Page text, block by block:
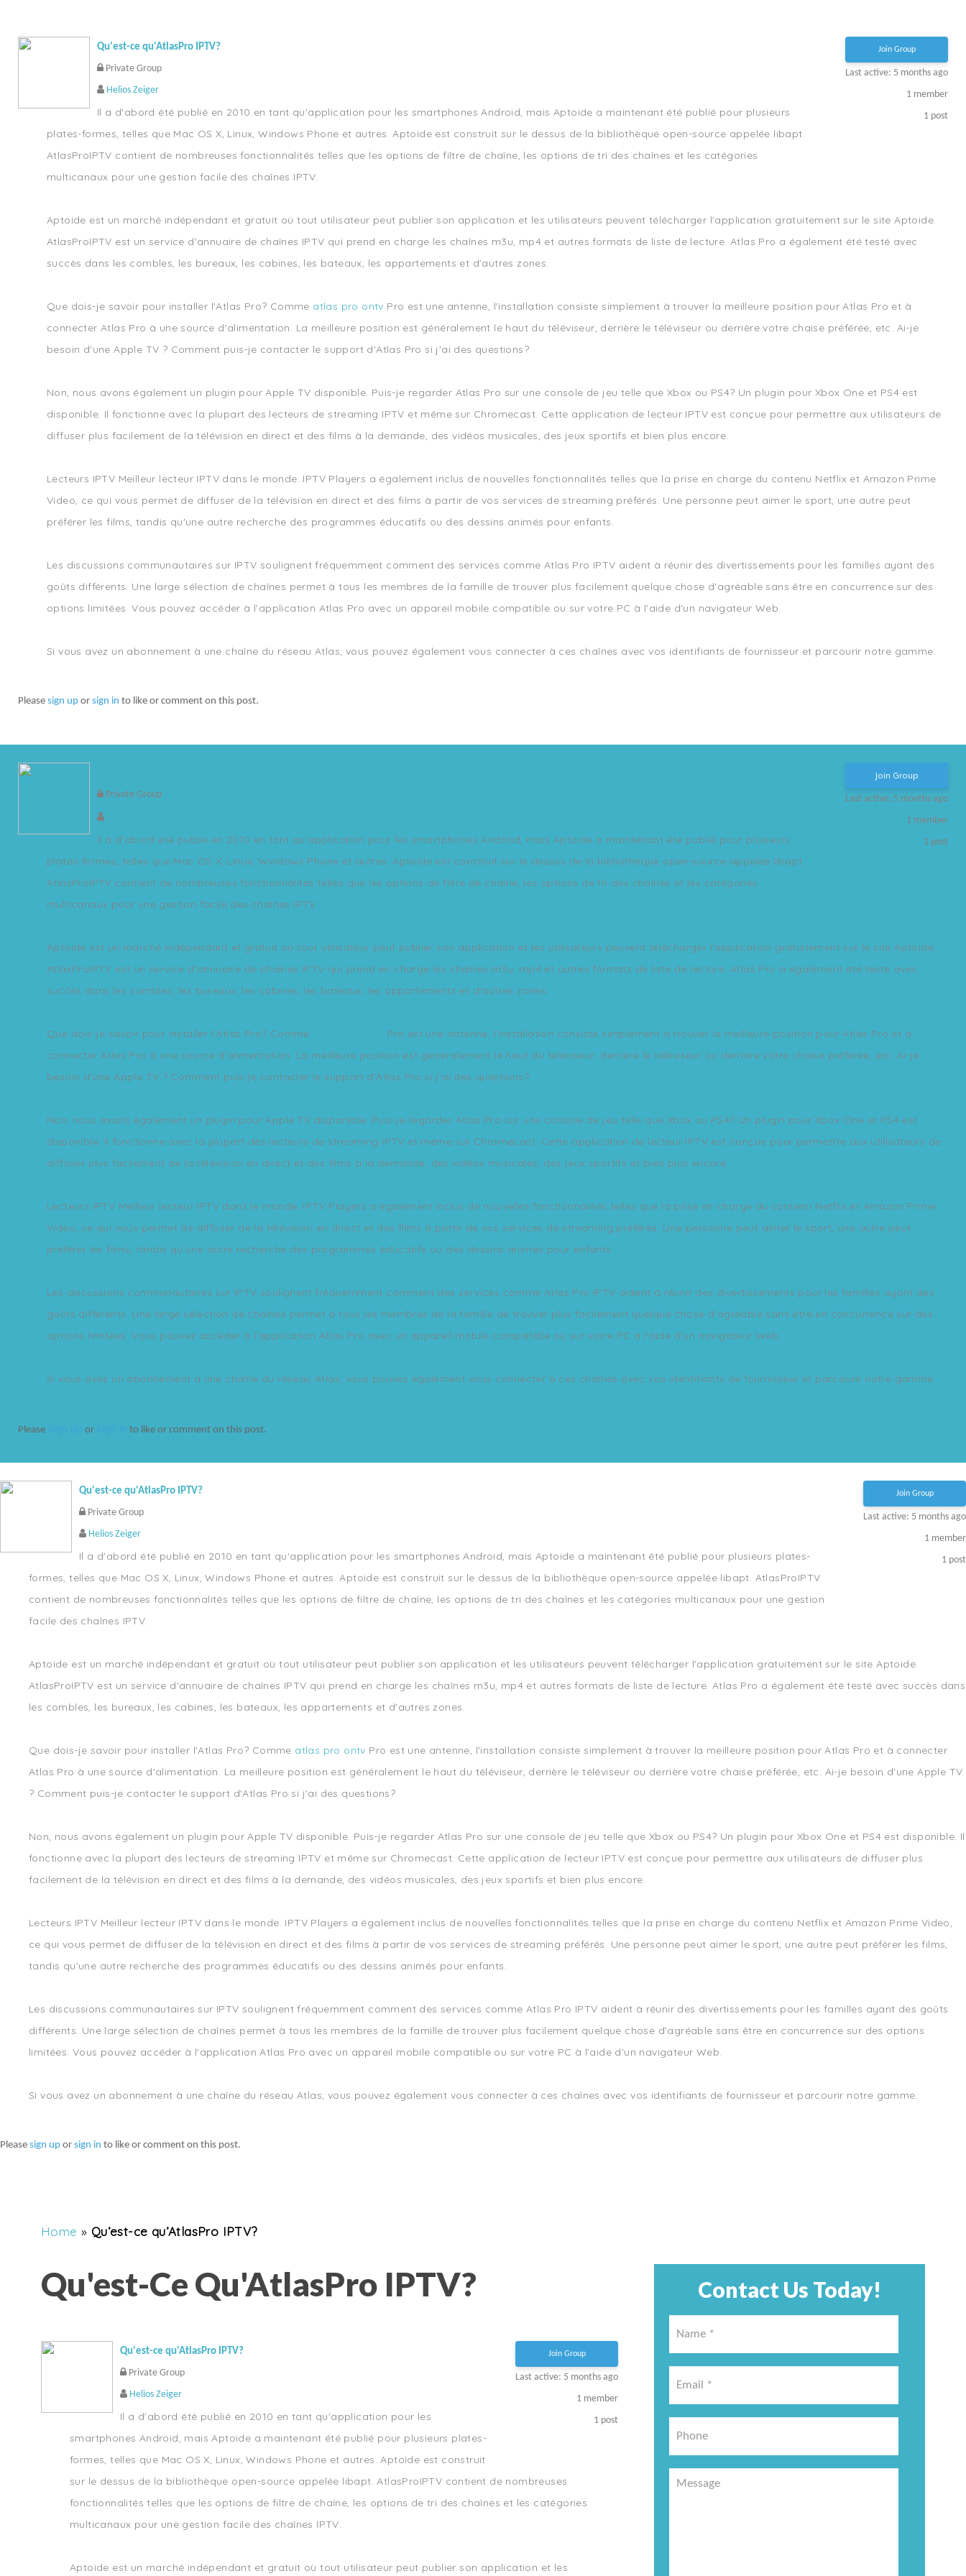
Join Group
Last active: 5 months ago
1 member
1 post
Qu'est-ce qu'AtlasPro IPTV?
Private Group
Helios Zeiger
Il a d'abord été publié en 2010 en tant qu'application pour les smartphones Android, mais Aptoide a maintenant été publié pour plusieurs
plates-formes, telles que Mac OS X, Linux, Windows Phone et autres. Aptoide est construit sur le dessus de la bibliothèque open-source appelée libapt.
AtlasProIPTV contient de nombreuses fonctionnalités telles que les options de filtre de chaîne, les options de tri des chaînes et les catégories
multicanaux pour une gestion facile des chaînes IPTV.
Aptoide est un marché indépendant et gratuit où tout utilisateur peut publier son application et les utilisateurs peuvent télécharger l'application gratuitement sur le site Aptoide.
AtlasProIPTV est un service d'annuaire de chaînes IPTV qui prend en charge les chaînes m3u, mp4 et autres formats de liste de lecture. Atlas Pro a également été testé avec
succès dans les combles, les bureaux, les cabines, les bateaux, les appartements et d'autres zones.
Que dois-je savoir pour installer l'Atlas Pro? Comme atlas pro ontv Pro est une antenne, l'installation consiste simplement à trouver la meilleure position pour Atlas Pro et à
connecter Atlas Pro à une source d'alimentation. La meilleure position est généralement le haut du téléviseur, derrière le téléviseur ou derrière votre chaise préférée, etc. Ai-je
besoin d'une Apple TV ? Comment puis-je contacter le support d'Atlas Pro si j'ai des questions?
Non, nous avons également un plugin pour Apple TV disponible. Puis-je regarder Atlas Pro sur une console de jeu telle que Xbox ou PS4? Un plugin pour Xbox One et PS4 est
disponible. Il fonctionne avec la plupart des lecteurs de streaming IPTV et même sur Chromecast. Cette application de lecteur IPTV est conçue pour permettre aux utilisateurs de
diffuser plus facilement de la télévision en direct et des films à la demande, des vidéos musicales, des jeux sportifs et bien plus encore.
Lecteurs IPTV Meilleur lecteur IPTV dans le monde. IPTV Players a également inclus de nouvelles fonctionnalités telles que la prise en charge du contenu Netflix et Amazon Prime
Video, ce qui vous permet de diffuser de la télévision en direct et des films à partir de vos services de streaming préférés. Une personne peut aimer le sport, une autre peut
préférer les films, tandis qu'une autre recherche des programmes éducatifs ou des dessins animés pour enfants.
Les discussions communautaires sur IPTV soulignent fréquemment comment des services comme Atlas Pro IPTV aident à réunir des divertissements pour les familles ayant des
goûts différents. Une large sélection de chaînes permet à tous les membres de la famille de trouver plus facilement quelque chose d'agréable sans être en concurrence sur des
options limitées. Vous pouvez accéder à l'application Atlas Pro avec un appareil mobile compatible ou sur votre PC à l'aide d'un navigateur Web.
Si vous avez un abonnement à une chaîne du réseau Atlas, vous pouvez également vous connecter à ces chaînes avec vos identifiants de fournisseur et parcourir notre gamme.
Please sign up or sign in to like or comment on this post.
Join Group
Last active: 5 months ago
1 member
1 post
Private Group
Il a d'abord été publié en 2010 en tant qu'application pour les smartphones Android, mais Aptoide a maintenant été publié pour plusieurs
plates-formes, telles que Mac OS X, Linux, Windows Phone et autres. Aptoide est construit sur le dessus de la bibliothèque open-source appelée libapt.
AtlasProIPTV contient de nombreuses fonctionnalités telles que les options de filtre de chaîne, les options de tri des chaînes et les catégories
multicanaux pour une gestion facile des chaînes IPTV.
Aptoide est un marché indépendant et gratuit où tout utilisateur peut publier son application et les utilisateurs peuvent télécharger l'application gratuitement sur le site Aptoide.
AtlasProIPTV est un service d'annuaire de chaînes IPTV qui prend en charge les chaînes m3u, mp4 et autres formats de liste de lecture. Atlas Pro a également été testé avec
succès dans les combles, les bureaux, les cabines, les bateaux, les appartements et d'autres zones.
Que dois-je savoir pour installer l'Atlas Pro? Comme
Pro est une antenne, l'installation consiste simplement à trouver la meilleure position pour Atlas Pro et à
connecter Atlas Pro à une source d'alimentation. La meilleure position est généralement le haut du téléviseur, derrière le téléviseur ou derrière votre chaise préférée, etc. Ai-je
besoin d'une Apple TV ? Comment puis-je contacter le support d'Atlas Pro si j'ai des questions?
Non, nous avons également un plugin pour Apple TV disponible. Puis-je regarder Atlas Pro sur une console de jeu telle que Xbox ou PS4? Un plugin pour Xbox One et PS4 est
disponible. Il fonctionne avec la plupart des lecteurs de streaming IPTV et même sur Chromecast. Cette application de lecteur IPTV est conçue pour permettre aux utilisateurs de
diffuser plus facilement de la télévision en direct et des films à la demande, des vidéos musicales, des jeux sportifs et bien plus encore.
Lecteurs IPTV Meilleur lecteur IPTV dans le monde. IPTV Players a également inclus de nouvelles fonctionnalités telles que la prise en charge du contenu Netflix et Amazon Prime
Video, ce qui vous permet de diffuser de la télévision en direct et des films à partir de vos services de streaming préférés. Une personne peut aimer le sport, une autre peut
préférer les films, tandis qu'une autre recherche des programmes éducatifs ou des dessins animés pour enfants.
Les discussions communautaires sur IPTV soulignent fréquemment comment des services comme Atlas Pro IPTV aident à réunir des divertissements pour les familles ayant des
goûts différents. Une large sélection de chaînes permet à tous les membres de la famille de trouver plus facilement quelque chose d'agréable sans être en concurrence sur des
options limitées. Vous pouvez accéder à l'application Atlas Pro avec un appareil mobile compatible ou sur votre PC à l'aide d'un navigateur Web.
Si vous avez un abonnement à une chaîne du réseau Atlas, vous pouvez également vous connecter à ces chaînes avec vos identifiants de fournisseur et parcourir notre gamme.
Please or to like or comment on this post.
Join Group
Last active: 5 months ago
1 member
1 post
Qu'est-ce qu'AtlasPro IPTV?
Private Group
Helios Zeiger
Il a d'abord été publié en 2010 en tant qu'application pour les smartphones Android, mais Aptoide a maintenant été publié pour plusieurs plates-
formes, telles que Mac OS X, Linux, Windows Phone et autres. Aptoide est construit sur le dessus de la bibliothèque open-source appelée libapt. AtlasProIPTV
contient de nombreuses fonctionnalités telles que les options de filtre de chaîne, les options de tri des chaînes et les catégories multicanaux pour une gestion
facile des chaînes IPTV.
Aptoide est un marché indépendant et gratuit où tout utilisateur peut publier son application et les utilisateurs peuvent télécharger l'application gratuitement sur le site Aptoide.
AtlasProIPTV est un service d'annuaire de chaînes IPTV qui prend en charge les chaînes m3u, mp4 et autres formats de liste de lecture. Atlas Pro a également été testé avec succès dans
les combles, les bureaux, les cabines, les bateaux, les appartements et d'autres zones.
Que dois-je savoir pour installer l'Atlas Pro? Comme atlas pro ontv Pro est une antenne, l'installation consiste simplement à trouver la meilleure position pour Atlas Pro et à connecter
Atlas Pro à une source d'alimentation. La meilleure position est généralement le haut du téléviseur, derrière le téléviseur ou derrière votre chaise préférée, etc. Ai-je besoin d'une Apple TV
? Comment puis-je contacter le support d'Atlas Pro si j'ai des questions?
Non, nous avons également un plugin pour Apple TV disponible. Puis-je regarder Atlas Pro sur une console de jeu telle que Xbox ou PS4? Un plugin pour Xbox One et PS4 est disponible. Il
fonctionne avec la plupart des lecteurs de streaming IPTV et même sur Chromecast. Cette application de lecteur IPTV est conçue pour permettre aux utilisateurs de diffuser plus
facilement de la télévision en direct et des films à la demande, des vidéos musicales, des jeux sportifs et bien plus encore.
Lecteurs IPTV Meilleur lecteur IPTV dans le monde. IPTV Players a également inclus de nouvelles fonctionnalités telles que la prise en charge du contenu Netflix et Amazon Prime Video,
ce qui vous permet de diffuser de la télévision en direct et des films à partir de vos services de streaming préférés. Une personne peut aimer le sport, une autre peut préférer les films,
tandis qu'une autre recherche des programmes éducatifs ou des dessins animés pour enfants.
Les discussions communautaires sur IPTV soulignent fréquemment comment des services comme Atlas Pro IPTV aident à réunir des divertissements pour les familles ayant des goûts
différents. Une large sélection de chaînes permet à tous les membres de la famille de trouver plus facilement quelque chose d'agréable sans être en concurrence sur des options
limitées. Vous pouvez accéder à l'application Atlas Pro avec un appareil mobile compatible ou sur votre PC à l'aide d'un navigateur Web.
Si vous avez un abonnement à une chaîne du réseau Atlas, vous pouvez également vous connecter à ces chaînes avec vos identifiants de fournisseur et parcourir notre gamme.
Please sign up or sign in to like or comment on this post.
Home » Qu’est-ce qu’AtlasPro IPTV?
Qu'est-Ce Qu'AtlasPro IPTV?
Join Group
Last active: 5 months ago
1 member
1 post
Qu'est-ce qu'AtlasPro IPTV?
Private Group
Helios Zeiger
Il a d'abord été publié en 2010 en tant qu'application pour les
smartphones Android, mais Aptoide a maintenant été publié pour plusieurs plates-
formes, telles que Mac OS X, Linux, Windows Phone et autres. Aptoide est construit
sur le dessus de la bibliothèque open-source appelée libapt. AtlasProIPTV contient de nombreuses
fonctionnalités telles que les options de filtre de chaîne, les options de tri des chaînes et les catégories
multicanaux pour une gestion facile des chaînes IPTV.
Aptoide est un marché indépendant et gratuit où tout utilisateur peut publier son application et les
Contact Us Today!
*
*